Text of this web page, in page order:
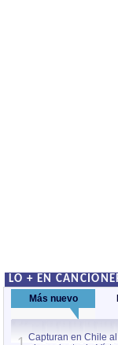
LO + EN
Más nuevo
1 Capturan en Chile